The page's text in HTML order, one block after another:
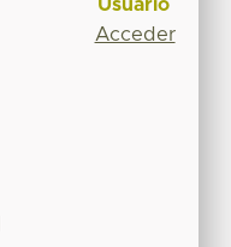
Usuario
Acceder